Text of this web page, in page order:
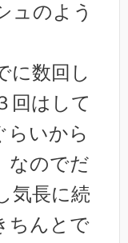
ュのよう
に数回し
回はして
らいから
なのでだ
気長に続
ちんとで